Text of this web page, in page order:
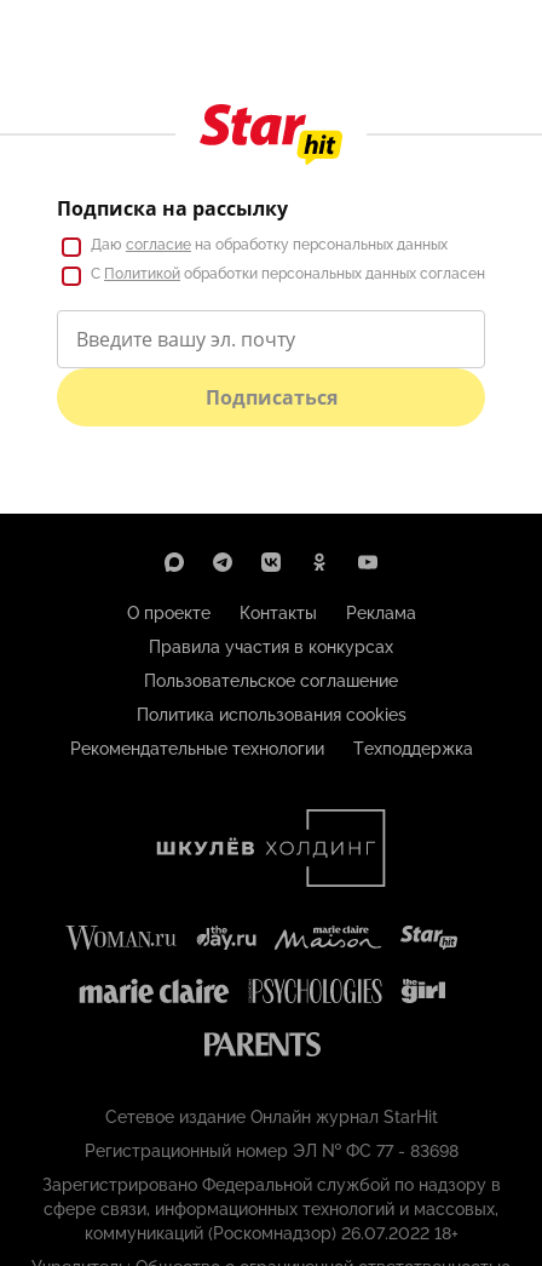
Подписка на рассылку
Даю согласие на обработку персональных данных
С Политикой обработки персональных данных согласен
Подписаться
О проекте Контакты
Реклама
Правила участия в конкурсах
Пользовательское соглашение
Политика использования cookies
Рекомендательные технологии
Техподдержка
Сетевое издание Онлайн журнал StarHit
Регистрационный номер ЭЛ № ФС 77 - 83698
Зарегистрировано Федеральной службой по надзору в
сфере связи, информационных технологий и массовых,
коммуникаций (Роскомнадзор) 26.07.2022 18+